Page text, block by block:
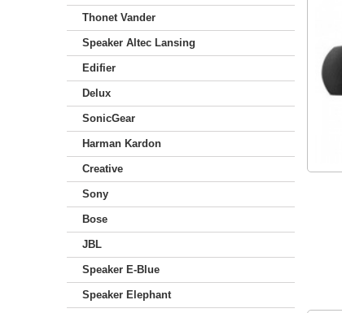
Thonet Vander
Speaker Altec Lansing
Edifier
Delux
SonicGear
Harman Kardon
Creative
Sony
Bose
JBL
Speaker E-Blue
Speaker Elephant